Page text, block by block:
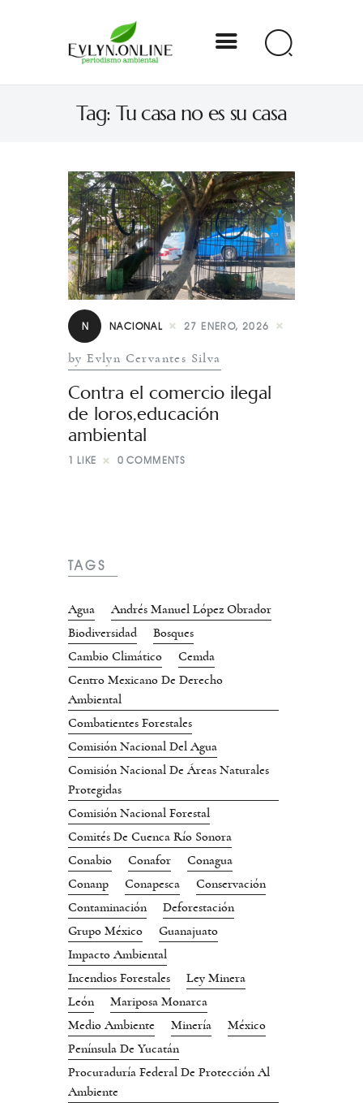
Tag: Tu casa no es su casa
Evlyn Online
Periodismo para autogobernarse
Internacional
Nacional
Estados
Especial
N NACIONAL 27 ENERO, 2026
by Evlyn Cervantes Silva
Contra el comercio ilegal
de loros,educación
ambiental
1 LIKE 0 COMMENTS
TAGS
Agua
Andrés Manuel López Obrador
Biodiversidad
Bosques
Cambio Climático
Cemda
Centro Mexicano De Derecho
Ambiental
Combatientes Forestales
Comisión Nacional Del Agua
Comisión Nacional De Áreas Naturales
Protegidas
Comisión Nacional Forestal
Comités De Cuenca Río Sonora
Conabio
Conafor
Conagua
Conanp
Conapesca
Conservación
Contaminación
Deforestación
Grupo México
Guanajuato
Impacto Ambiental
Incendios Forestales
Ley Minera
León
Mariposa Monarca
Medio Ambiente
Minería
México
Península De Yucatán
Procuraduría Federal De Protección Al
Ambiente